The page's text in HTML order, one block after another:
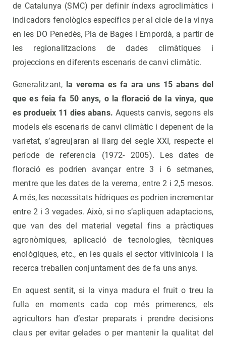
de Catalunya (SMC) per definir índexs agroclimàtics i
indicadors fenològics específics per al cicle de la vinya
en les DO Penedès, Pla de Bages i Empordà, a partir de
les regionalitzacions de dades climàtiques i
projeccions en diferents escenaris de canvi climàtic.
Generalitzant, la verema es fa ara uns 15 abans del
que es feia fa 50 anys, o la floració de la vinya, que
es produeix 11 dies abans. Aquests canvis, segons els
models els escenaris de canvi climàtic i depenent de la
varietat, s’agreujaran al llarg del segle XXI, respecte el
període de referencia (1972- 2005). Les dates de
floració es podrien avançar entre 3 i 6 setmanes,
mentre que les dates de la verema, entre 2 i 2,5 mesos.
A més, les necessitats hídriques es podrien incrementar
entre 2 i 3 vegades. Això, si no s’apliquen adaptacions,
que van des del material vegetal fins a pràctiques
agronòmiques, aplicació de tecnologies, tècniques
enològiques, etc., en les quals el sector vitivinícola i la
recerca treballen conjuntament des de fa uns anys.
En aquest sentit, si la vinya madura el fruit o treu la
fulla en moments cada cop més primerencs, els
agricultors han d’estar preparats i prendre decisions
claus per evitar gelades o per mantenir la qualitat del